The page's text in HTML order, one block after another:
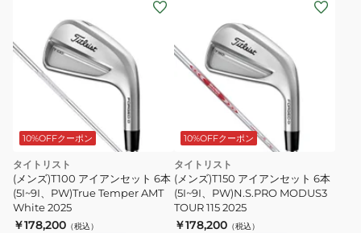
10%OFFクーポン
タイトリスト
(メンズ)T100 アイアンセット 6本
(5I~9I、PW)True Temper AMT
White 2025
￥178,200 （税込）
10%OFFクーポン
タイトリスト
(メンズ)T150 アイアンセット 6本
(5I~9I、PW)N.S.PRO MODUS3
TOUR 115 2025
￥178,200 （税込）